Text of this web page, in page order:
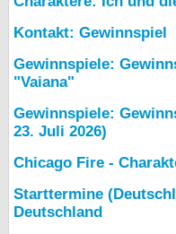
Kontakt: Gewinnspiel
Gewinnspiele:
"Vaiana"
Gewinnspiele:
23. Juli 2026)
Chicago Fire -
Starttermine
Deutschland